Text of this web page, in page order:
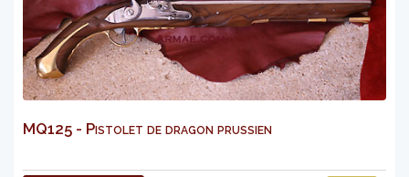
MQ125 - Pistolet de dragon prussien